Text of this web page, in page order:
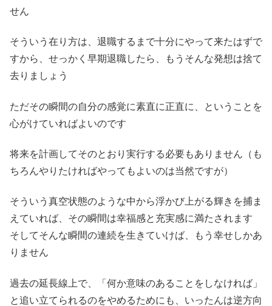
せん
そういう在り方は、退職するまで十分にやって来たはずで
すから、せっかく早期退職したら、もうそんな発想は捨て
去りましょう
ただその瞬間の自分の感覚に素直に正直に、ということを
心がけていればよいのです
将来を計画してそのとおり実行する必要もありません（も
ちろんやりたければやってもよいのは当然ですが）
そういう真空状態のような中から浮かび上がる輝きを捕ま
えていれば、その瞬間は幸福感と充実感に満たされます
そしてそんな瞬間の連続を生きていけば、もう幸せしかあ
りません
過去の延長線上で、「何か意味のあることをしなければ」
と追い立てられるのをやめるためにも、いったんは逆方向